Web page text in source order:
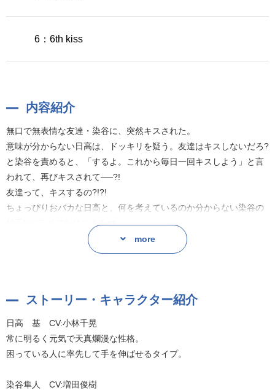
6：6th kiss
内容紹介
無口で無表情な友達・染谷に、突然キスされた。
意味が分からない日高は、ドッキリを疑う。友達はキスしないだろ?
と染谷を責めると、「するよ。これから毎日一回キスしよう」と言
われて、再びキスされて──?!
友達って、キスするの?!?!
ちょっぴりおバカな日高と、何を考えているのか分からない染谷の
飴玉kissライフがはじまる♥♥
日高と染谷の甘い甘い青春ラブストーリーが待望の音声化!
※本作品は後日他プラットフォームで配信される可能性がございま
more
ストーリー・キャラクター紹介
日高 基 CV:小林千晃
常に明るく元気で天真爛漫な性格。
困っている人に率先して手を伸ばせるタイプ。
染谷隼人 CV:増田俊樹